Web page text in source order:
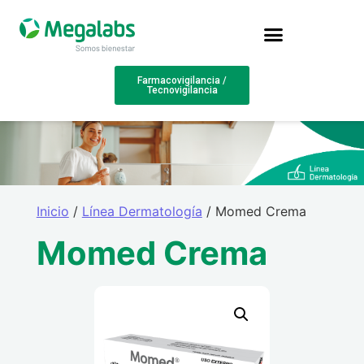
Farmacovigilancia /
Tecnovigilancia
Inicio / Línea Dermatología / Momed Crema
Momed Crema